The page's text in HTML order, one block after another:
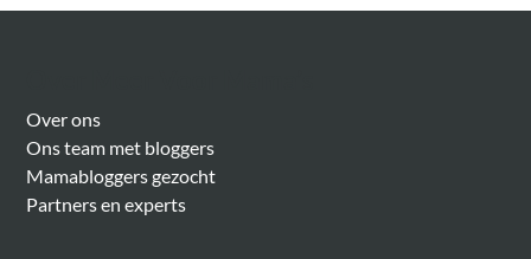
Over ons
Ons team met bloggers
Mamabloggers gezocht
Partners en experts